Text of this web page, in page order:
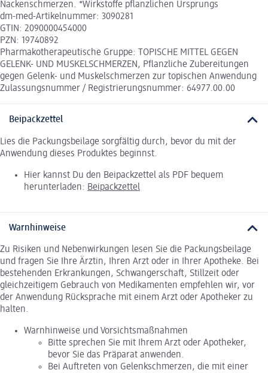
Nackenschmerzen. *Wirkstoffe pflanzlichen Ursprungs
dm-med-Artikelnummer: 3090281
GTIN: 2090000454000
PZN: 19740892
Pharmakotherapeutische Gruppe: TOPISCHE MITTEL GEGEN
GELENK- UND MUSKELSCHMERZEN, Pflanzliche Zubereitungen
gegen Gelenk- und Muskelschmerzen zur topischen Anwendung
Zulassungsnummer / Registrierungsnummer: 64977.00.00
Beipackzettel
Lies die Packungsbeilage sorgfältig durch, bevor du mit der
Anwendung dieses Produktes beginnst.
Hier kannst Du den Beipackzettel als PDF bequem
herunterladen: Beipackzettel
Warnhinweise
Zu Risiken und Nebenwirkungen lesen Sie die Packungsbeilage
und fragen Sie Ihre Ärztin, Ihren Arzt oder in Ihrer Apotheke. Bei
bestehenden Erkrankungen, Schwangerschaft, Stillzeit oder
gleichzeitigem Gebrauch von Medikamenten empfehlen wir, vor
der Anwendung Rücksprache mit einem Arzt oder Apotheker zu
halten.
Warnhinweise und Vorsichtsmaßnahmen
Bitte sprechen Sie mit Ihrem Arzt oder Apotheker,
bevor Sie das Präparat anwenden.
Bei Auftreten von Gelenkschmerzen, die mit einer